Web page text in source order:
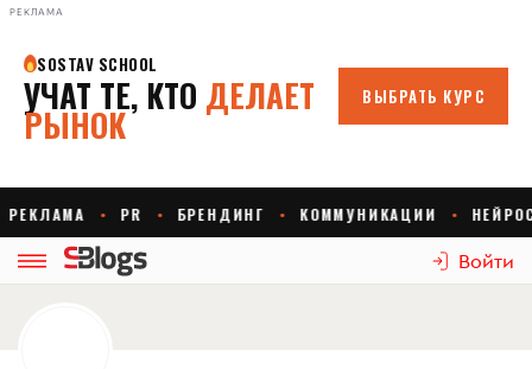
РЕКЛАМА
Войти